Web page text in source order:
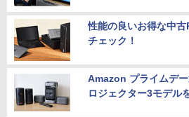
性能の良いお得な中
チェック！
Amazon プライムデ
ロジェクター3モデル